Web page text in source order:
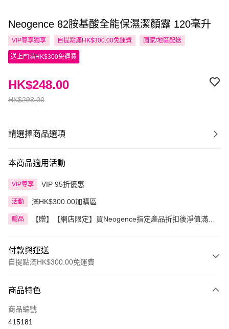
Neogence 82胺基酸全能保濕潔顏露 120毫升
VIP尊享獨享 自提點滿HK$300.00免運費 國家/地區配送
送上門滿HK$300免運費
HK$298.00
HK$248.00
請選擇商品選項
本商品適用活動
VIP尊享 VIP 95折優惠
活動 滿HK$300.00加購區
贈品
【贈】【網店限定】買Neogence指定產品折扣後淨值滿
付款與運送
自提點滿HK$300.00免運費
信用卡
Apple Pay
商品特色
商品編號
415181